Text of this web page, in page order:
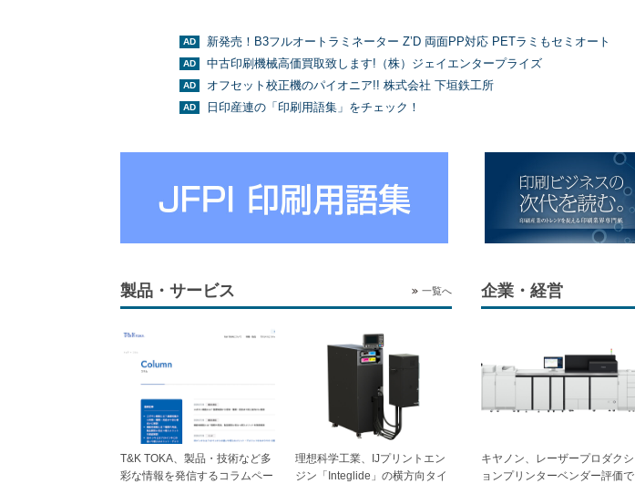
新発売！B3フルオートラミネーター Z’D 両面PP対応 PETラミもセミオート
中古印刷機械高価買取致します!（株）ジェイエンタープライズ
オフセット校正機のパイオニア!! 株式会社 下垣鉄工所
日印産連の「印刷用語集」をチェック！
製品・サービス 一覧へ
T&K TOKA、製品・技術など多
彩な情報を発信するコラムペー
理想科学工業、IJプリントエン
ジン「Integlide」の横方向タイ
企業・経営
キヤノン、レーザープロダクシ
ョンプリンターベンダー評価で